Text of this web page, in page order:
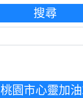
搜尋
桃園市心靈加